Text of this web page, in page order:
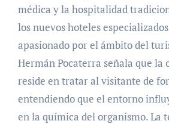
médica y la hospitalidad
los nuevos hoteles
apasionado por el ámbito del
Hermán Pocaterra señala que la
reside en tratar al visitante de
entendiendo que el entorno
en la química del organismo. La